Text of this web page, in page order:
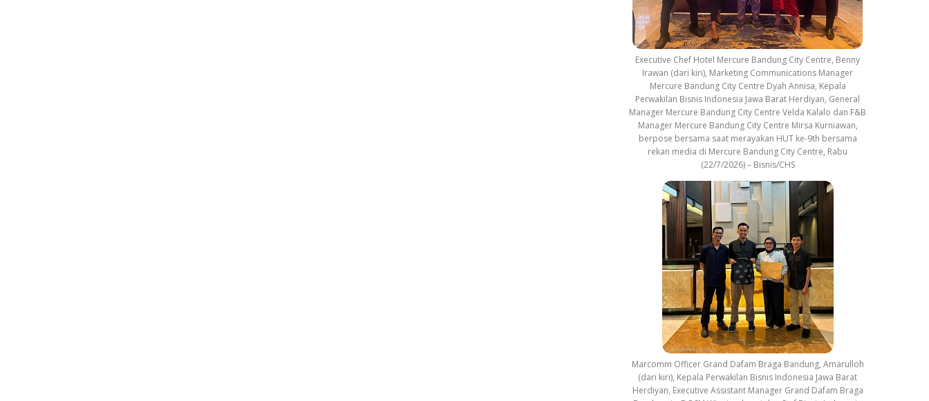
Executive Chef Hotel Mercure Bandung City Centre, Benny
Irawan (dari kiri), Marketing Communications Manager
Mercure Bandung City Centre Dyah Annisa, Kepala
Perwakilan Bisnis Indonesia Jawa Barat Herdiyan, General
Manager Mercure Bandung City Centre Velda Kalalo dan F&B
Manager Mercure Bandung City Centre Mirsa Kurniawan,
berpose bersama saat merayakan HUT ke-9th bersama
rekan media di Mercure Bandung City Centre, Rabu
(22/7/2026) – Bisnis/CHS
Marcomm Officer Grand Dafam Braga Bandung, Amarulloh
(dari kiri), Kepala Perwakilan Bisnis Indonesia Jawa Barat
Herdiyan, Executive Assistant Manager Grand Dafam Braga